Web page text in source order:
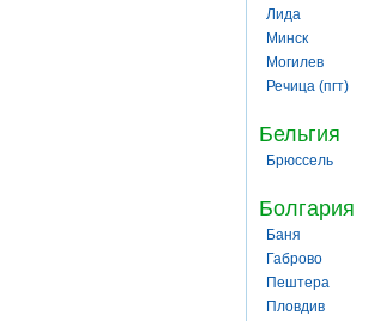
Лида
Минск
Могилев
Речица (пгт)
Бельгия
Брюссель
Болгария
Баня
Габрово
Пештера
Пловдив